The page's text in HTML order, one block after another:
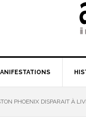
PHOENIX DISPARAIT À